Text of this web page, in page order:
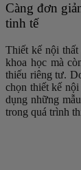
Càng đơn
tinh tế
Thiết kế nội
khoa học mà
thiếu riêng tư.
chọn thiết kế
dụng những
trong quá trình